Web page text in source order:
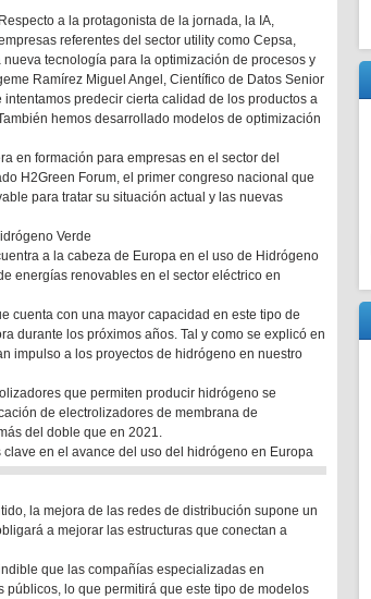
Respecto a la protagonista de la jornada, la IA,
referentes del sector utility como Cepsa,
tecnología para la optimización de procesos y
Ramírez Miguel Angel, Científico de Datos Senior
predecir cierta calidad de los productos a
hemos desarrollado modelos de optimización
en formación para empresas en el sector del
H2Green Forum, el primer congreso nacional que
para tratar su situación actual y las nuevas
Verde
a la cabeza de Europa en el uso de Hidrógeno
energías renovables en el sector eléctrico en
cuenta con una mayor capacidad en este tipo de
durante los próximos años. Tal y como se explicó en
impulso a los proyectos de hidrógeno en nuestro
que permiten producir hidrógeno se
de electrolizadores de membrana de
del doble que en 2021.
en el avance del uso del hidrógeno en Europa
la mejora de las redes de distribución supone un
a mejorar las estructuras que conectan a
que las compañías especializadas en
lo que permitirá que este tipo de modelos